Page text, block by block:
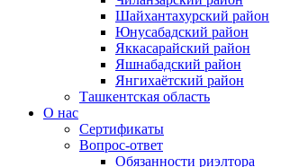
Шайхантахурский район
Юнусабадский район
Яккасарайский район
Яшнабадский район
Янгихаётский район
Ташкентская область
О нас
Сертификаты
Вопрос-ответ
Обязанности риэлтора